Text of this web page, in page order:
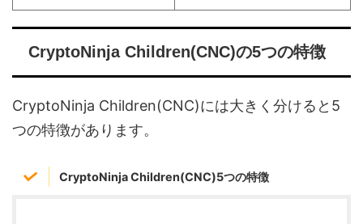
CryptoNinja Children(CNC)の5つの特徴
CryptoNinja Children(CNC)には大きく分けると5
つの特徴があります。
CryptoNinja Children(CNC)5つの特徴